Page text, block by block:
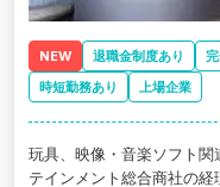
NEW 退職金制度あり
時短勤務あり
上場企業
玩具、映像・音楽ソフト
テインメント総合商社の